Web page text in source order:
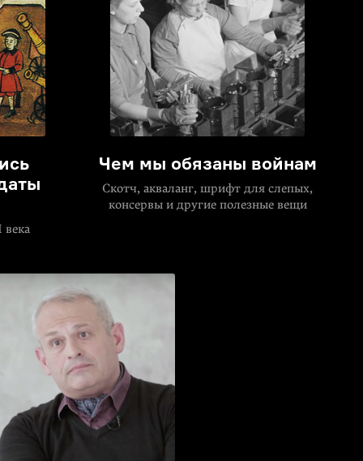
Чем мы обязаны войнам
Скотч, акваланг, шрифт для слепых,
консервы и другие полезные вещи